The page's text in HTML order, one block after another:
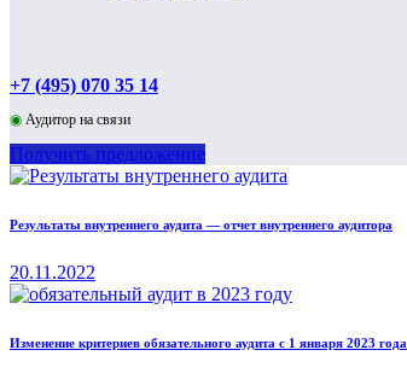
+7 (495) 070 35 14
◉ Аудитор на связи
Получить предложение
Результаты внутреннего аудита — отчет внутреннего аудитора
20.11.2022
Изменение критериев обязательного аудита с 1 января 2023 года